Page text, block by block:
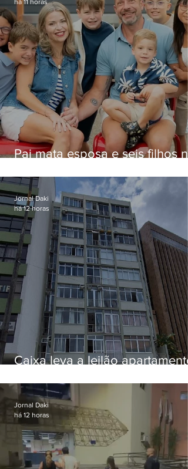
Pai mata esposa e seis filhos
há 11 horas
Caixa leva a leilão apartamento
Botafogo
Jornal Daki
há 12 horas
Jornal Daki
há 12 horas